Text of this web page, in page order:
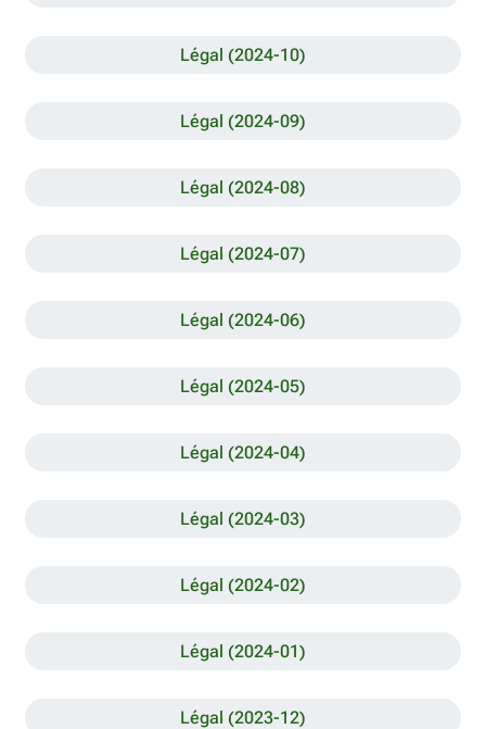
Légal (2024-10)
Légal (2024-09)
Légal (2024-08)
Légal (2024-07)
Légal (2024-06)
Légal (2024-05)
Légal (2024-04)
Légal (2024-03)
Légal (2024-02)
Légal (2024-01)
Légal (2023-12)